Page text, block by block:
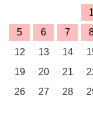
1
5
6 7
12
13 14
19
20 21
26
27 28